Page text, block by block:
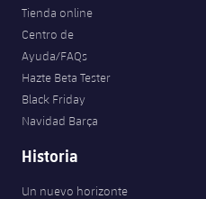
Tienda online
Centro de
Ayuda/FAQs
Hazte Beta Tester
Black Friday
Navidad Barça
Historia
Un nuevo horizonte